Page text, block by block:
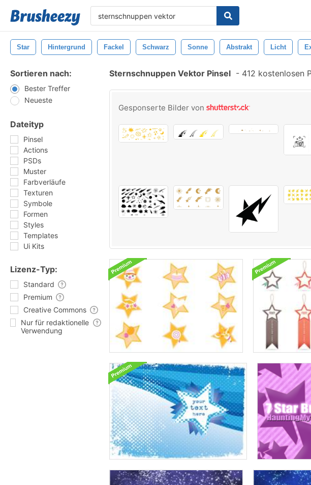
Star Hintergrund Fackel Schwarz Sonne Abstrakt Licht
Sortieren nach:
Bester Treffer
Neueste
Dateityp
Pinsel
Actions
PSDs
Muster
Farbverläufe
Texturen
Symbole
Formen
Styles
Templates
Ui Kits
Lizenz-Typ:
Standard
Premium
Creative Commons
Nur für redaktionelle
Verwendung
Sternschnuppen Vektor Pinsel - 412 kostenlosen
Gesponserte Bilder von